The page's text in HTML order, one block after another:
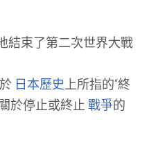
結束了第二次世界大戰
日本歷史 上所指的“終
於停止或終止 戰爭的